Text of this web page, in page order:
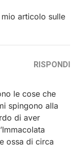
articolo sulle
le cose che
spingono alla
di aver
ossa di circa
RISPONDI